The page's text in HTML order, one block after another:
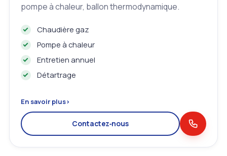
pompe à chaleur, ballon thermodynamique.
Chaudière gaz
Pompe à chaleur
Entretien annuel
Détartrage
En savoir plus›
Contactez‑nous